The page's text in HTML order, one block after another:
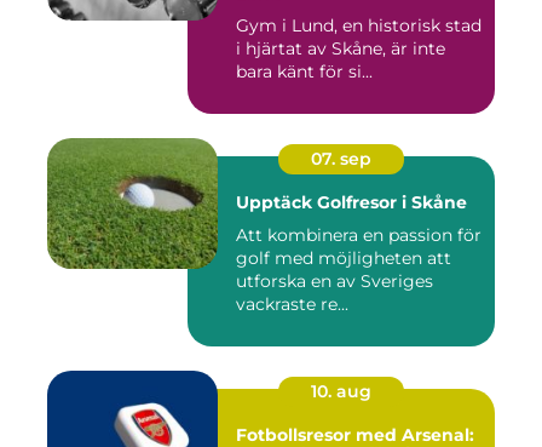
Gym i Lund, en historisk stad
i hjärtat av Skåne, är inte
bara känt för si...
07. sep
Upptäck Golfresor i Skåne
Att kombinera en passion för
golf med möjligheten att
utforska en av Sveriges
vackraste re...
10. aug
Fotbollsresor med Arsenal: